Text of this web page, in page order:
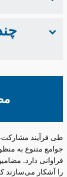
طی فرآیند
جوامع متنوع به
فراوانی دارد.
را آشکار می‌سازند